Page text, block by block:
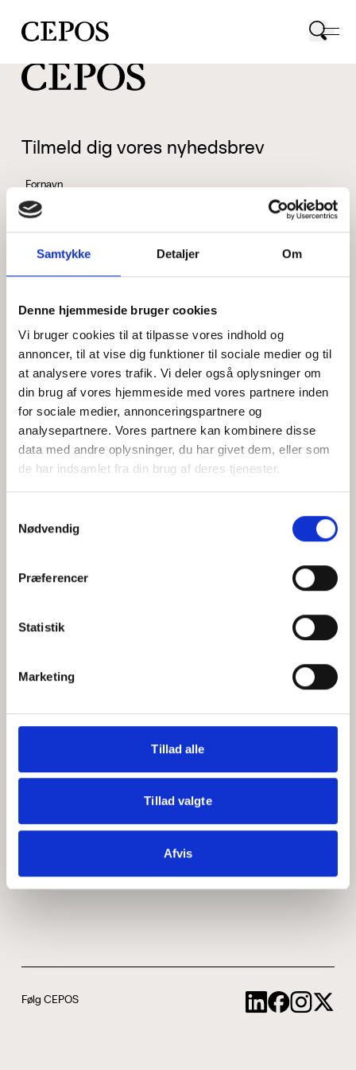
Samtykke Detaljer Om
Denne hjemmeside bruger cookies
Vi bruger cookies til at tilpasse vores indhold og
annoncer, til at vise dig funktioner til sociale medier og til
at analysere vores trafik. Vi deler også oplysninger om
din brug af vores hjemmeside med vores partnere inden
for sociale medier, annonceringspartnere og
analysepartnere. Vores partnere kan kombinere disse
data med andre oplysninger, du har givet dem, eller som
de har indsamlet fra din brug af deres tjenester.
Nødvendig
Præferencer
Statistik
Marketing
Tillad alle
Tillad valgte
Afvis
CEPOS logo
Tilmeld dig vores nyhedsbrev
Fornavn
Efternavn
Jeg accepterer behandlingen af mine personoplysninger i
henhold tilprivatlivspolitikken
Hvem er CEPOS
Medarbejdere
ABCepos
Podcast
Følg CEPOS